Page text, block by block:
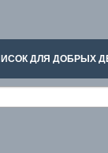
ДЛЯ ДОБРЫХ